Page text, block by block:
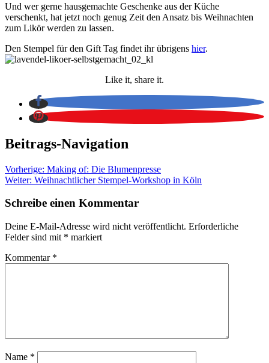
Und wer gerne hausgemachte Geschenke aus der Küche
verschenkt, hat jetzt noch genug Zeit den Ansatz bis Weihnachten
zum Likör werden zu lassen.
Den Stempel für den Gift Tag findet ihr übrigens hier.
Like it, share it.
Beitrags-Navigation
Vorherige: Making of: Die Blumenpresse
Weiter: Weihnachtlicher Stempel-Workshop in Köln
Schreibe einen Kommentar
Deine E-Mail-Adresse wird nicht veröffentlicht. Erforderliche
Felder sind mit * markiert
Kommentar *
Name *